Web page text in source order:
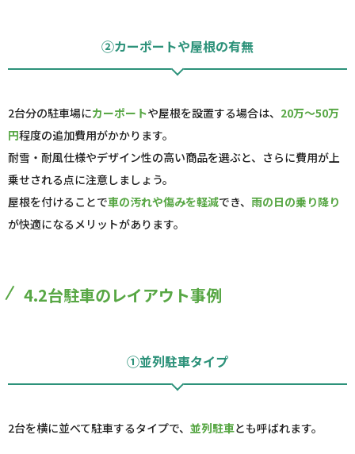
②カーポートや屋根の有無
2台分の駐車場にカーポートや屋根を設置する場合は、 20万～50万
円程度の追加費用がかかります。
耐雪・耐風仕様やデザイン性の高い商品を選ぶと、さらに費用が上
乗せされる点に注意しましょう。
屋根を付けることで車の汚れや傷みを軽減でき、 雨の日の乗り降り
が快適になるメリットがあります。
4.2台駐車のレイアウト事例
①並列駐車タイプ
2台を横に並べて駐車するタイプで、 並列駐車とも呼ばれます。